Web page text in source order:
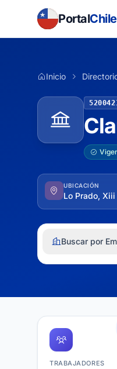
PortalChile
Inicio
UBICACIÓN
Lo Prado,
Buscar por
TRABAJADORES